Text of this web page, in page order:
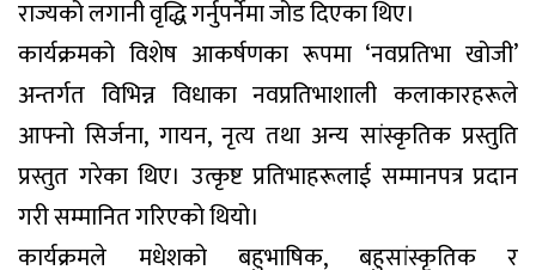
राज्यको लगानी वृद्धि गर्नुपर्नेमा जोड दिएका थिए।
कार्यक्रमको विशेष आकर्षणका रूपमा ‘नवप्रतिभा खोजी’
अन्तर्गत विभिन्न विधाका नवप्रतिभाशाली कलाकारहरूले
आफ्नो सिर्जना, गायन, नृत्य तथा अन्य सांस्कृतिक प्रस्तुति
प्रस्तुत गरेका थिए। उत्कृष्ट प्रतिभाहरूलाई सम्मानपत्र प्रदान
गरी सम्मानित गरिएको थियो।
कार्यक्रमले मधेशको बहुभाषिक, बहुसांस्कृतिक र